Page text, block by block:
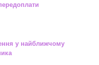
у найближчому